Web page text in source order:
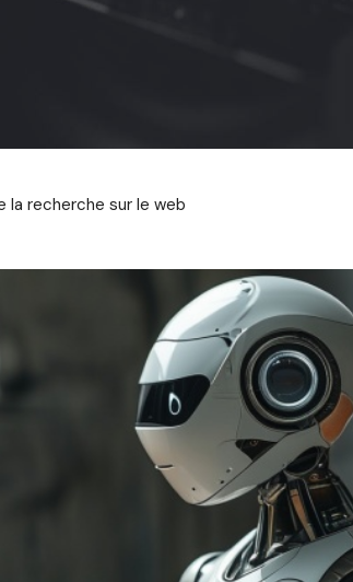
la recherche sur le web